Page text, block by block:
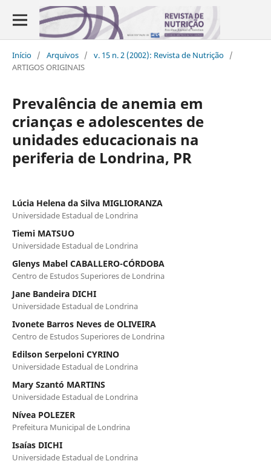
Início / Arquivos / v. 15 n. 2 (2002): Revista de Nutrição /
ARTIGOS ORIGINAIS
Prevalência de anemia em
crianças e adolescentes de
unidades educacionais na
periferia de Londrina, PR
Lúcia Helena da Silva MIGLIORANZA
Universidade Estadual de Londrina
Tiemi MATSUO
Universidade Estadual de Londrina
Glenys Mabel CABALLERO-CÓRDOBA
Centro de Estudos Superiores de Londrina
Jane Bandeira DICHI
Universidade Estadual de Londrina
Ivonete Barros Neves de OLIVEIRA
Centro de Estudos Superiores de Londrina
Edilson Serpeloni CYRINO
Universidade Estadual de Londrina
Mary Szantó MARTINS
Universidade Estadual de Londrina
Nívea POLEZER
Prefeitura Municipal de Londrina
Isaías DICHI
Universidade Estadual de Londrina